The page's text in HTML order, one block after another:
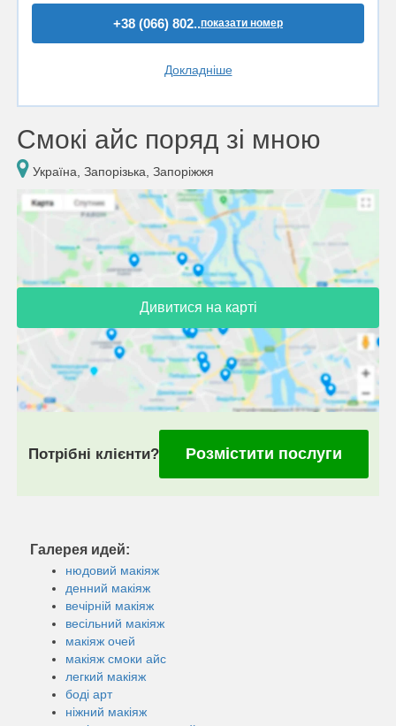
+38 (066) 802..показати номер
Докладніше
Смокі айс поряд зі мною
Україна, Запорізька, Запоріжжя
Дивитися на карті
Потрібні клієнти? Розмістити послуги
Галерея идей:
нюдовий макіяж
денний макіяж
вечірній макіяж
весільний макіяж
макіяж очей
макіяж смоки айс
легкий макіяж
боді арт
ніжний макіяж